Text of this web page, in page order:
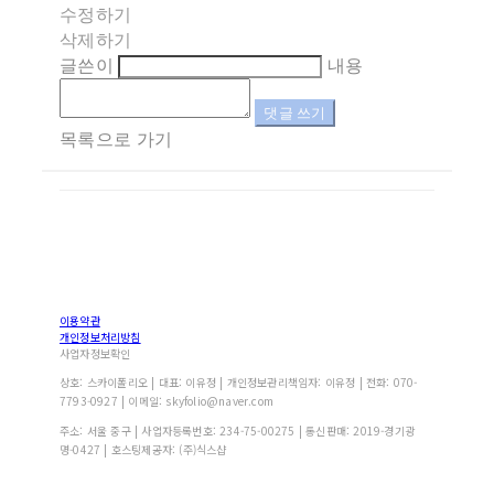
수정하기
삭제하기
글쓴이
내용
댓글 쓰기
목록으로 가기
이용약관
개인정보처리방침
사업자정보확인
상호: 스카이폴리오 | 대표: 이유정 | 개인정보관리책임자: 이유정 | 전화: 070-
7793-0927 | 이메일: skyfolio@naver.com
주소: 서울 중구 | 사업자등록번호: 234-75-00275 | 통신판매: 2019-경기광
명-0427 | 호스팅제공자: (주)식스샵